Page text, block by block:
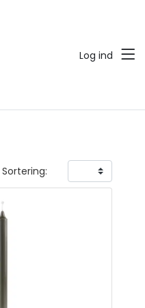
Log ind
Sortering: